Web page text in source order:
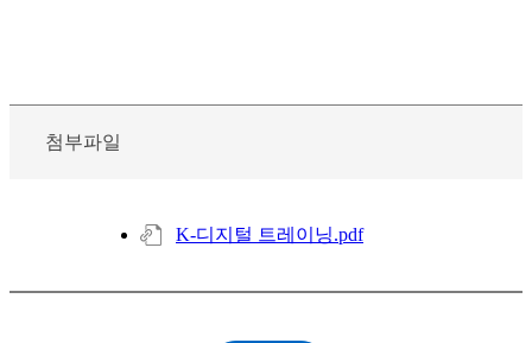
첨부파일
K-디지털 트레이닝.pdf